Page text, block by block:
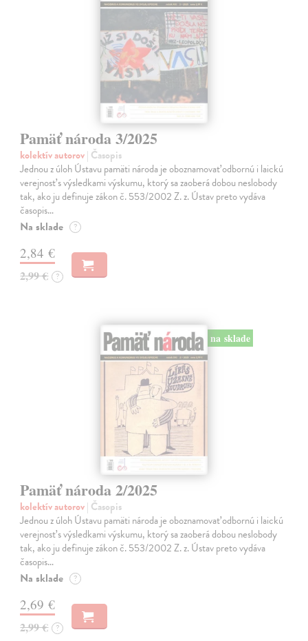
Pamäť národa 3/2025
kolektív autorov| Časopis
Jednou z úloh Ústavu pamäti národa je oboznamovať odbornú i laickú
verejnosť s výsledkami výskumu, ktorý sa zaoberá dobou neslobody
tak, ako ju definuje zákon č. 553/2002 Z. z. Ústav preto vydáva
časopis…
Na sklade ?
2,84 €
2,99 € ?
na sklade
Pamäť národa 2/2025
kolektív autorov| Časopis
Jednou z úloh Ústavu pamäti národa je oboznamovať odbornú i laickú
verejnosť s výsledkami výskumu, ktorý sa zaoberá dobou neslobody
tak, ako ju definuje zákon č. 553/2002 Z. z. Ústav preto vydáva
časopis…
Na sklade ?
2,69 €
2,99 € ?